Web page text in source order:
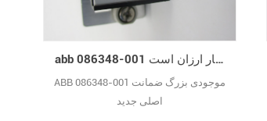
abb 086348-001 ارتقاء فروش اکنون در انبار ارزان است
ABB 086348-001 موجودی بزرگ ضمانت
اصلی جدید